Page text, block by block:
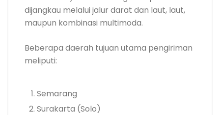
dijangkau melalui jalur darat dan laut, laut,
maupun kombinasi multimoda.
Beberapa daerah tujuan utama pengiriman
meliputi:
Semarang
Surakarta (Solo)